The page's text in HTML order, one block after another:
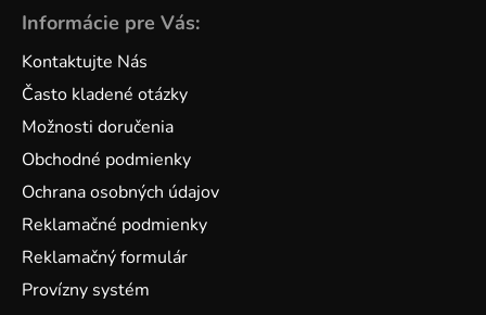
Informácie pre Vás:
Kontaktujte Nás
Často kladené otázky
Možnosti doručenia
Obchodné podmienky
Ochrana osobných údajov
Reklamačné podmienky
Reklamačný formulár
Provízny systém